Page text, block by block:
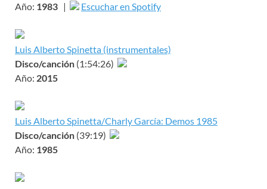
Año: 1983 | Escuchar en Spotify
Luis Alberto Spinetta (instrumentales)
Disco/canción (1:54:26)
Año: 2015
Luis Alberto Spinetta/Charly García: Demos 1985
Disco/canción (39:19)
Año: 1985